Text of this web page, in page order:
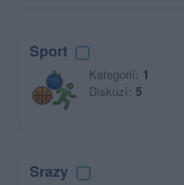
Sport
Kategorií: 1
Diskuzí: 5
Srazy